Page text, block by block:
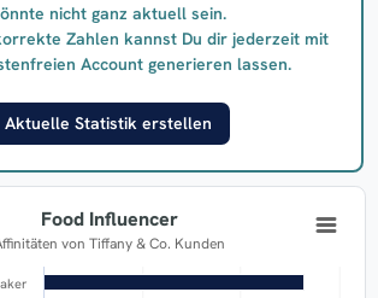
nicht ganz aktuell sein.
Zahlen kannst Du dir jederzeit mit
Account generieren lassen.
Aktuelle Statistik erstellen
Food Influencer
von Tiffany & Co. Kunden